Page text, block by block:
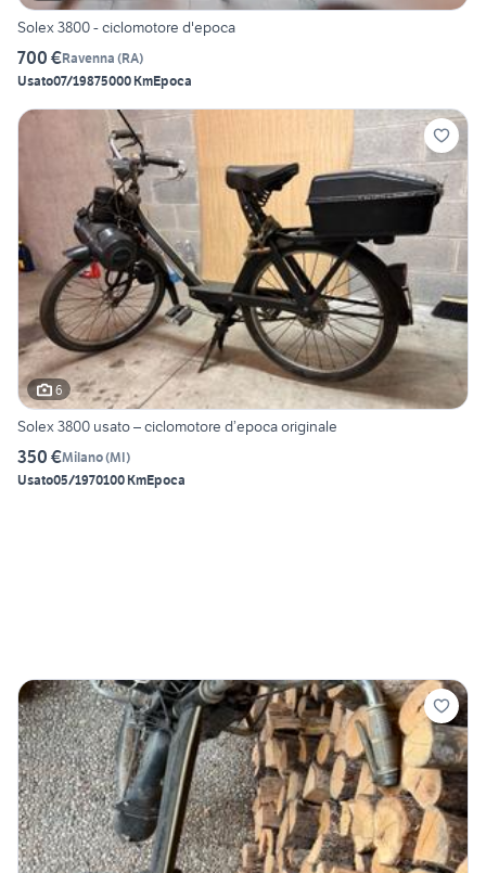
Solex 3800 - ciclomotore d'epoca
700 €Ravenna (RA)
Usato07/19875000 KmEpoca
6
Solex 3800 usato – ciclomotore d’epoca originale
350 €Milano(MI)
Usato05/1970100 KmEpoca